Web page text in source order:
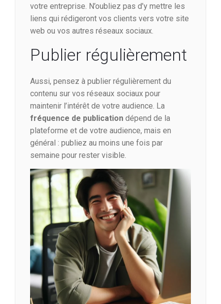
votre entreprise. N’oubliez pas d’y mettre les
liens qui rédigeront vos clients vers votre site
web ou vos autres réseaux sociaux.
Publier régulièrement
Aussi, pensez à publier régulièrement du
contenu sur vos réseaux sociaux pour
maintenir l’intérêt de votre audience. La
fréquence de publication dépend de la
plateforme et de votre audience, mais en
général : publiez au moins une fois par
semaine pour rester visible.